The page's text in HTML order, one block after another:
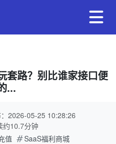
套路？别比谁家接口便
...
2026-05-25 10:28:26
约10.7分钟
值
SaaS福利商城